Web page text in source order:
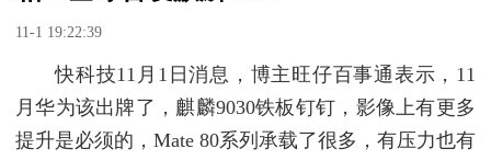
11-1 19:22:39
快科技11月1日消息，博主旺仔百事通表示，11
月华为该出牌了，麒麟9030铁板钉钉，影像上有更多
提升是必须的，Mate 80系列承载了很多，有压力也有